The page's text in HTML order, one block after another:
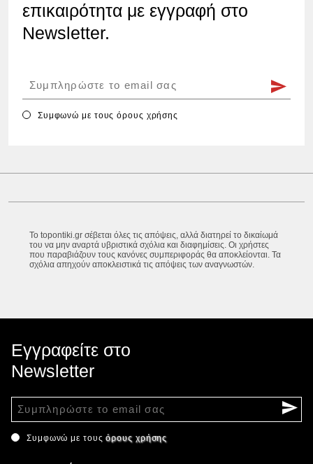
επικαιρότητα με εγγραφή στο
Newsletter.
Συμφωνώ με τουςόρους χρήσης
Το topontiki.gr σέβεται όλες τις απόψεις, αλλά διατηρεί το δικαίωμά
του να μην αναρτά υβριστικά σχόλια και διαφημίσεις. Οι χρήστες
που παραβιάζουν τους κανόνες συμπεριφοράς θα αποκλείονται. Τα
σχόλια απηχούν αποκλειστικά τις απόψεις των αναγνωστών.
Εγγραφείτε στο
Newsletter
Συμφωνώ με τουςόρους χρήσης